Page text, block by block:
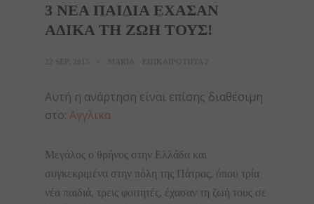
3 ΝΕΑ ΠΑΙΔΙΑ ΕΧΑΣΑΝ
ΑΔΙΚΑ ΤΗ ΖΩΗ ΤΟΥΣ!
Αυτή η ανάρτηση είναι επίσης διαθέσιμη
στο: Αγγλικα
Μεγάλος ο θρήνος στην Ελλάδα και
συγκεκριμένα στην πόλη της Πάτρας, όπου τρία
νέα παιδιά, τρεις φοιτητές, έχασαν τη ζωή τους σε